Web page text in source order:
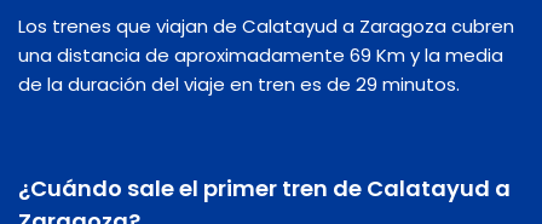
Los trenes que viajan de Calatayud a Zaragoza cubren
una distancia de aproximadamente 69 Km y la media
de la duración del viaje en tren es de 29 minutos.
¿Cuándo sale el primer tren de Calatayud a